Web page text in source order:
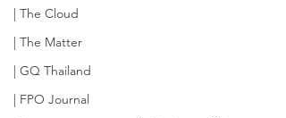
| The Cloud
| The Matter
| GQ Thailand
| FPO Journal